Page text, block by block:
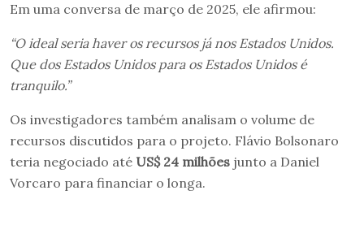
Em uma conversa de março de 2025, ele afirmou:
“O ideal seria haver os recursos já nos Estados Unidos.
Que dos Estados Unidos para os Estados Unidos é
tranquilo.”
Os investigadores também analisam o volume de
recursos discutidos para o projeto. Flávio Bolsonaro
teria negociado até US$ 24 milhões junto a Daniel
Vorcaro para financiar o longa.